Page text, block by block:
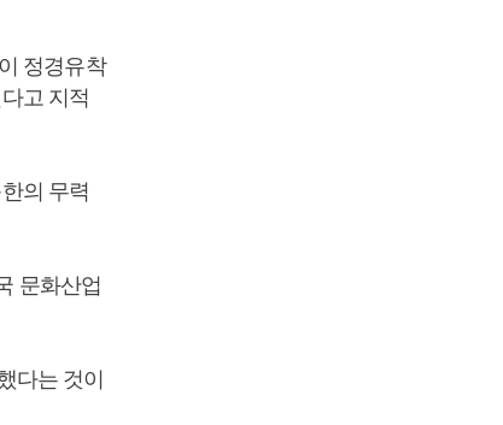
정경유착
고 지적
의 무력
문화산업
다는 것이